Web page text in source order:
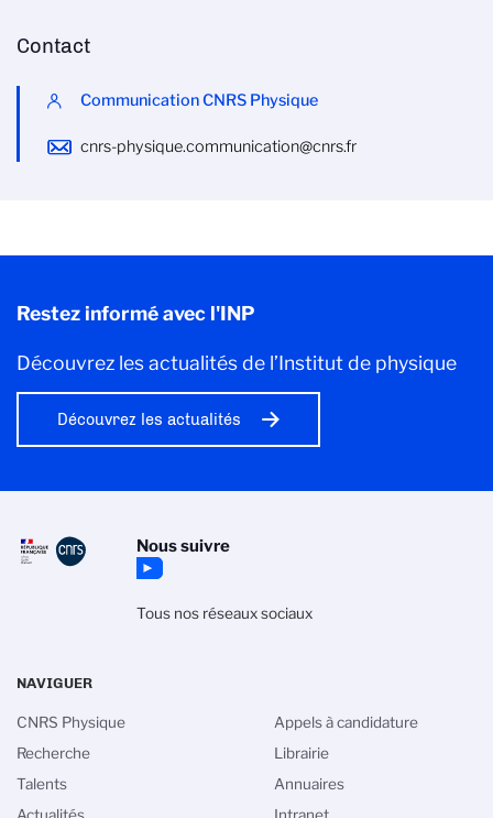
Contact
Communication CNRS Physique
cnrs-physique.communication@cnrs.fr
Restez informé avec l'INP
Découvrez les actualités de l’Institut de physique
Découvrez les actualités
Nous suivre
Tous nos réseaux sociaux
NAVIGUER
CNRS Physique
Recherche
Talents
Appels à candidature
Librairie
Annuaires